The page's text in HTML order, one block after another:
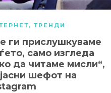
, ТРЕНДИ
ги прислушкуваме
само изгледа
да читаме мисли“,
шефот на